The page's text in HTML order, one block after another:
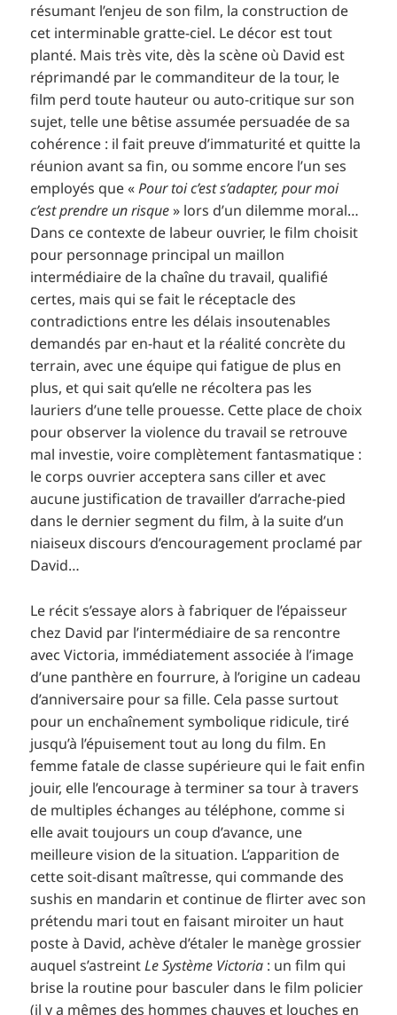
résumant l’enjeu de son film, la construction de
cet interminable gratte-ciel. Le décor est tout
planté. Mais très vite, dès la scène où David est
réprimandé par le commanditeur de la tour, le
film perd toute hauteur ou auto-critique sur son
sujet, telle une bêtise assumée persuadée de sa
cohérence : il fait preuve d’immaturité et quitte la
réunion avant sa fin, ou somme encore l’un ses
employés que «Pour toi c’est s’adapter, pour moi
c’est prendre un risque» lors d’un dilemme moral…
Dans ce contexte de labeur ouvrier, le film choisit
pour personnage principal un maillon
intermédiaire de la chaîne du travail, qualifié
certes, mais qui se fait le réceptacle des
contradictions entre les délais insoutenables
demandés par en-haut et la réalité concrète du
terrain, avec une équipe qui fatigue de plus en
plus, et qui sait qu’elle ne récoltera pas les
lauriers d’une telle prouesse. Cette place de choix
pour observer la violence du travail se retrouve
mal investie, voire complètement fantasmatique :
le corps ouvrier acceptera sans ciller et avec
aucune justification de travailler d’arrache-pied
dans le dernier segment du film, à la suite d’un
niaiseux discours d’encouragement proclamé par
David…
Le récit s’essaye alors à fabriquer de l’épaisseur
chez David par l’intermédiaire de sa rencontre
avec Victoria, immédiatement associée à l’image
d’une panthère en fourrure, à l’origine un cadeau
d’anniversaire pour sa fille. Cela passe surtout
pour un enchaînement symbolique ridicule, tiré
jusqu’à l’épuisement tout au long du film. En
femme fatale de classe supérieure qui le fait enfin
jouir, elle l’encourage à terminer sa tour à travers
de multiples échanges au téléphone, comme si
elle avait toujours un coup d’avance, une
meilleure vision de la situation. L’apparition de
cette soit-disant maîtresse, qui commande des
sushis en mandarin et continue de flirter avec son
prétendu mari tout en faisant miroiter un haut
poste à David, achève d’étaler le manège grossier
auquel s’astreintLe Système Victoria : un film qui
brise la routine pour basculer dans le film policier
(il y a mêmes des hommes chauves et louches en